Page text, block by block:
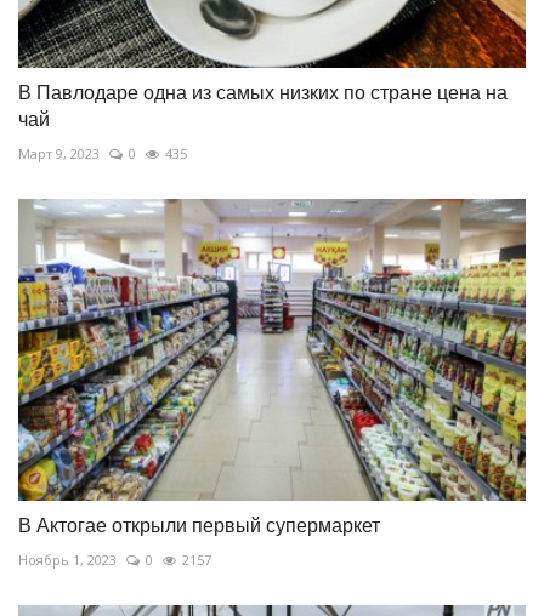
В Павлодаре одна из самых низких по стране цена на
чай
Март 9, 2023 0 435
В Актогае открыли первый супермаркет
Ноябрь 1, 2023 0 2157